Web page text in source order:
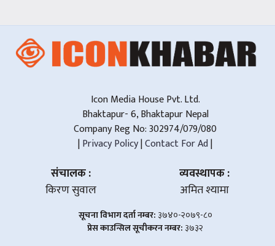
Icon Media House Pvt. Ltd.
Bhaktapur- 6, Bhaktapur Nepal
Company Reg No: 302974/079/080
|Privacy Policy|Contact For Ad|
संचालक :
किरण सुवाल
व्यवस्थापक :
अमित श्यामा
सूचना विभाग दर्ता नम्बर: ३७४०-२०७९-८०
प्रेस काउन्सिल सूचीकरन नम्बर: ३७३२